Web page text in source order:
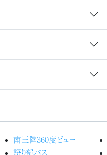
南三陸360度ビュー
語り部バス